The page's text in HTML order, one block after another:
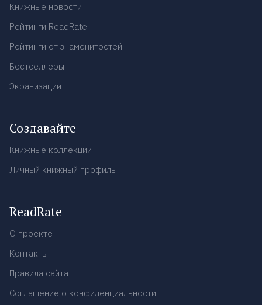
Книжные новости
Рейтинги ReadRate
Рейтинги от знаменитостей
Бестселлеры
Экранизации
Создавайте
Книжные коллекции
Личный книжный профиль
ReadRate
О проекте
Контакты
Правила сайта
Соглашение о конфиденциальности